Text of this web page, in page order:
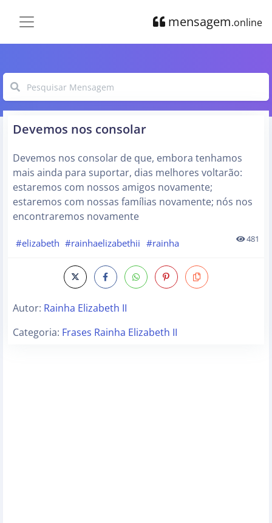
mensagem.online
Devemos nos consolar
Devemos nos consolar de que, embora tenhamos
mais ainda para suportar, dias melhores voltarão:
estaremos com nossos amigos novamente;
estaremos com nossas famílias novamente; nós nos
encontraremos novamente
#elizabeth #rainhaelizabethii #rainha 481
Autor: Rainha Elizabeth II
Categoria: Frases Rainha Elizabeth II